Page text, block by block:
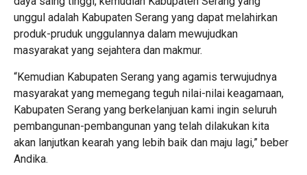
unggul adalah Kabupaten Serang yang dapat melahirkan
produk-pruduk unggulannya dalam mewujudkan
masyarakat yang sejahtera dan makmur.
“Kemudian Kabupaten Serang yang agamis terwujudnya
masyarakat yang memegang teguh nilai-nilai keagamaan,
Kabupaten Serang yang berkelanjuan kami ingin seluruh
pembangunan-pembangunan yang telah dilakukan kita
akan lanjutkan kearah yang lebih baik dan maju lagi,” beber
Andika.